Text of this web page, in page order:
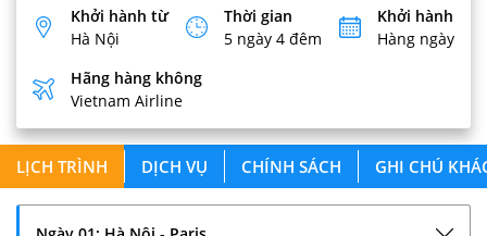
Khởi hành từ
Hà Nội
Thời gian
5 ngày 4 đêm
Khởi hành
Hàng ngày
Hãng hàng không
Vietnam Airline
LỊCH TRÌNH DỊCH VỤ CHÍNH SÁCH GHI CHÚ